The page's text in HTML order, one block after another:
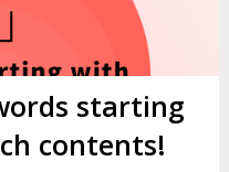
starting
contents!